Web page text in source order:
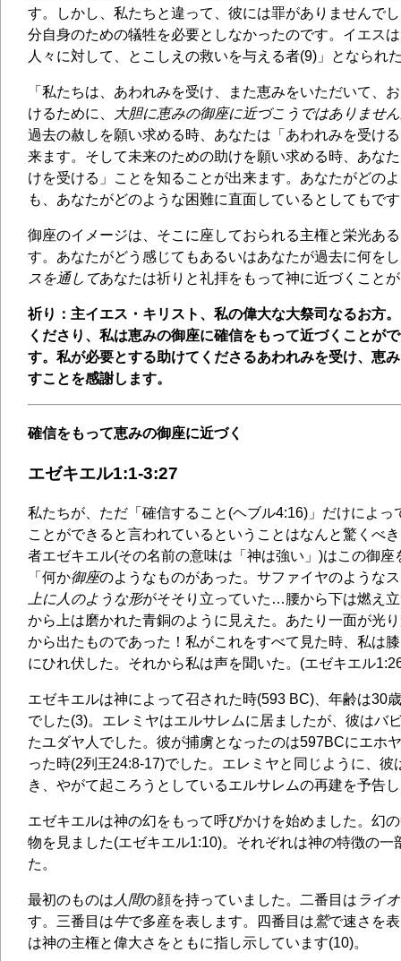
す。しかし、私たちと違って、彼には罪がありませんで
分自身のための犠牲を必要としなかったのです。イエス
人々に対して、とこしえの救いを与える者(9)」となられ
「私たちは、あわれみを受け、また恵みをいただいて、
けるために、
大胆に恵みの御座に近づこうではありませ
過去の赦しを願い求める時、あなたは「あわれみを受け
来ます。そして未来のための助けを願い求める時、あな
けを受ける」ことを知ることが出来ます。あなたがどの
も、あなたがどのような困難に直面しているとしてもで
御座のイメージは、そこに座しておられる主権と栄光あ
す。あなたがどう感じてもあるいはあなたが過去に何を
スを通してあなたは祈りと礼拝をもって神に近づくこと
祈り：主イエス・キリスト、私の偉大な大祭司なるお方
くださり、私は恵みの御座に確信をもって近づくことが
す。私が必要とする助けてくださるあわれみを受け、恵
すことを感謝します。
確信をもって恵みの御座に近づく
エゼキエル1:1-3:27
私たちが、ただ「確信すること(ヘブル4:16)」だけによっ
ことができると言われているということはなんと驚くべ
者エゼキエル(その名前の意味は「神は強い」)はこの御座
「何か御座のようなものがあった。サファイヤのような
上に人のような形がそそり立っていた…腰から下は燃え
から上は磨かれた青銅のように見えた。あたり一面が光
から出たものであった！私がこれをすべて見た時、私は
にひれ伏した。それから私は声を聞いた。(エゼキエル
エゼキエルは神によって召された時(593 BC)、年齢は30
でした(3)。エレミヤはエルサレムに居ましたが、彼はバ
たユダヤ人でした。彼が捕虜となったのは597BCにエホ
った時(2列王24:8-17)でした。エレミヤと同じように、彼
き、やがて起ころうとしているエルサレムの再建を予告
エゼキエルは神の幻をもって呼びかけを始めました。幻
物を見ました(エゼキエル1:10)。それぞれは神の特徴の一
た。
最初のものは 人間の顔を持っていました。二番目は ライ
す。三番目は牛で多産を表します。四番目は鷲で速さを
は神の主権と偉大さをともに指し示しています(10)。